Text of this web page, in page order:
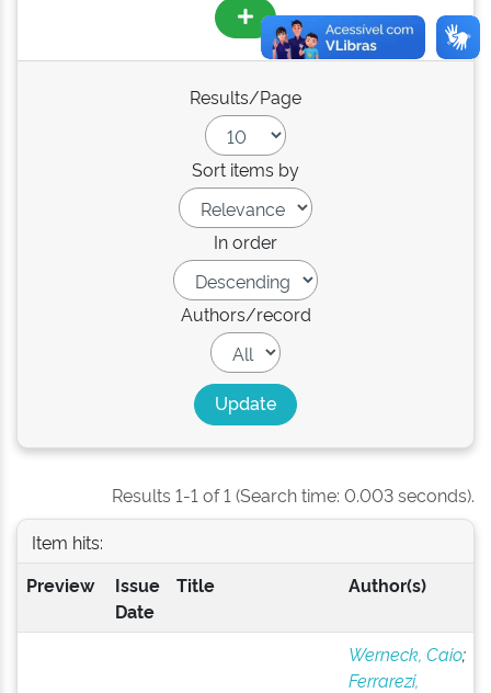
Results/Page
Sort items by
In order
Authors/record
Results 1-1 of 1 (Search time: 0.003 seconds).
Item hits:
Preview
Issue
Date
Title Author(s)
Werneck, Caio;
Ferrarezi,